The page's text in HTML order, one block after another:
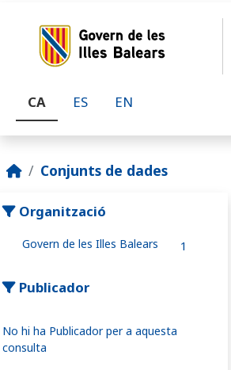
CA ES EN
Conjunts de dades
Organització
Govern de les Illes Balears 1
Publicador
No hi ha Publicador per a aquesta
consulta